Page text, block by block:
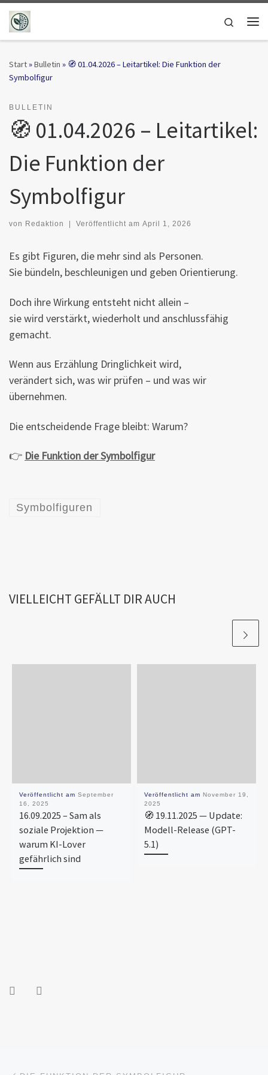
Zum Inhalt springen
Search
Start»Bulletin » 🧭 01.04.2026 – Leitartikel: Die Funktion der
Symbolfigur
BULLETIN
🧭 01.04.2026 – Leitartikel:
Die Funktion der
Symbolfigur
von Redaktion Veröffentlicht am April 1, 2026
Es gibt Figuren, die mehr sind als Personen.
Sie bündeln, beschleunigen und geben Orientierung.
Doch ihre Wirkung entsteht nicht allein –
sie wird verstärkt, wiederholt und anschlussfähig
gemacht.
Wenn aus Erzählung Dringlichkeit wird,
verändert sich, was wir prüfen – und was wir
übernehmen.
Die entscheidende Frage bleibt: Warum?
👉 Die Funktion der Symbolfigur
Symbolfiguren
VIELLEICHT GEFÄLLT DIR AUCH
Veröffentlicht am September
16, 2025
16.09.2025 – Sam als
soziale Projektion —
warum KI-Lover
gefährlich sind
Veröffentlicht am November 19,
2025
🧭 19.11.2025 — Update:
Modell-Release (GPT-
5.1)